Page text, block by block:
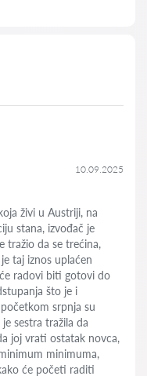
10.09.2025
živi u Austriji, na
stana, izvođač je
tražio da se trećina,
taj iznos uplaćen
radovi biti gotovi do
što je i
srpnja su
sestra tražila da
joj vrati ostatak novca,
minimuma,
će početi raditi